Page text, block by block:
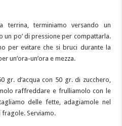
terrina, terminiamo versando un
un po’ di pressione per compattarla.
per evitare che si bruci durante la
un’ora-un’ora e mezza.
gr. d’acqua con 50 gr. di zucchero,
raffreddare e frulliamolo con le
delle fette, adagiamole nel
Serviamo.